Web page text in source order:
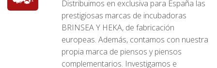
Distribuimos en exclusiva para España las
prestigiosas marcas de incubadoras
BRINSEA Y HEKA, de fabricación
europeas. Además, contamos con nuestra
propia marca de piensos y piensos
complementarios. Investigamos e